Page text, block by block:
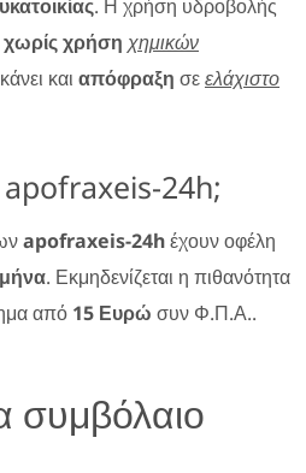
. Η χρήση υδροβολής
χωρίς χρήση χημικών
και απόφραξη σεελάχιστο
apofraxeis-24h;
apofraxeis-24hέχουν οφέλη
. Εκμηδενίζεται η πιθανότητα
από 15 Ευρώ συν Φ.Π.Α..
συμβόλαιο